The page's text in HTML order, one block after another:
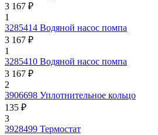
3 167 ₽
1
3285414 Водяной насос помпа
3 167 ₽
1
3285410 Водяной насос помпа
3 167 ₽
2
3906698 Уплотнительное кольцо
135 ₽
3
3928499 Термостат